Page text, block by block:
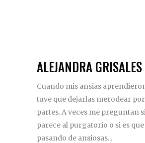
ALEJANDRA GRISALES
Cuando mis ansias
tuve que dejarlas merodear
partes. A veces me preguntan
parece al purgatorio o si es que
pasando de ansiosas...